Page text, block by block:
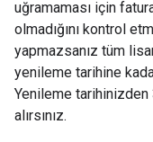
uğramaması için
olmadığını kontrol
yapmazsanız tüm
yenileme tarihine
Yenileme
alırsınız.